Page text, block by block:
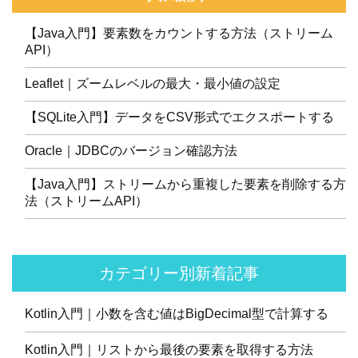
【Java入門】要素数をカウントする方法（ストリーム
API）
Leaflet｜ズームレベルの最大・最小値の設定
【SQLite入門】データをCSV形式でエクスポートする
Oracle｜JDBCのバージョン確認方法
【Java入門】ストリームから重複した要素を削除する方
法（ストリームAPI）
カテゴリー別新着記事
Kotlin入門｜小数を含む値はBigDecimal型で計算する
Kotlin入門｜リストから最後の要素を取得する方法